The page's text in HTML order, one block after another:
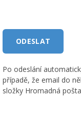
Po odeslání
případě, že email do
složky Hromadná